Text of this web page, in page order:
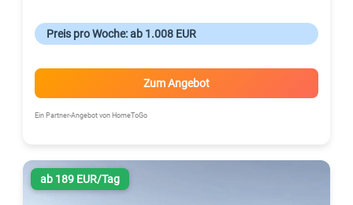
Preis pro Woche: ab 1.008 EUR
Zum Angebot
Ein Partner-Angebot von HomeToGo
ab 189 EUR/Tag